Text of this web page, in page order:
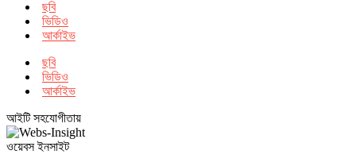
ছবি
ভিডিও
আর্কাইভ
ছবি
ভিডিও
আর্কাইভ
আইটি সহযোগীতায়
ওয়েবস ইনসাইট